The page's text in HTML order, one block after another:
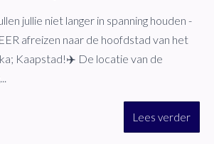
jullie niet langer in spanning houden -
afreizen naar de hoofdstad van het
Kaapstad!✈️ De locatie van de
Lees verder